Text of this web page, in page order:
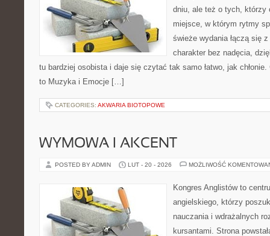
dniu, ale też o tych, którzy
miejsce, w którym rytmy
świeże wydania łączą się
charakter bez nadęcia,
tu bardziej osobista i daje się czytać tak samo łatwo, jak
to Muzyka i Emocje […]
CATEGORIES: AKWARIA BIOTOPOWE
WYMOWA I AKCENT
POSTED BY ADMIN LUT - 20 - 2026 MOŻLIWOŚĆ
Kongres Anglistów to
angielskiego, którzy
nauczania i wdrażalnych
kursantami. Strona